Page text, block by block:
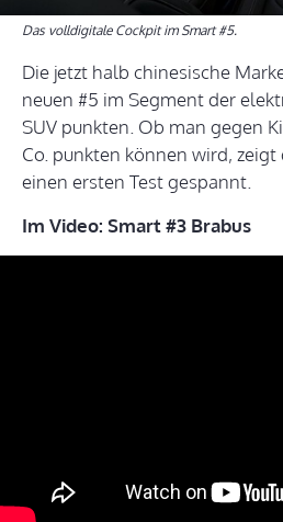
Das volldigitale Cockpit im Smart #5.
Die jetzt halb chinesische
neuen #5 im Segment der
SUV punkten. Ob man gegen
Co. punkten können wird,
einen ersten Test gespannt.
Im Video: Smart #3 Brabus